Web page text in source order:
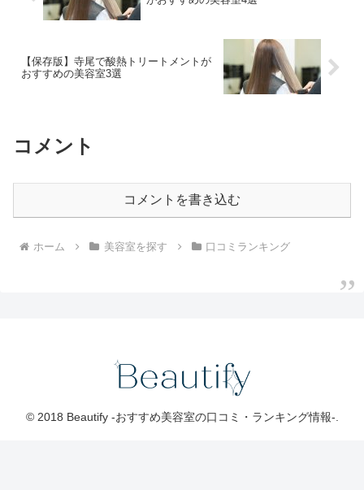
【保存版】寺尾で酸熱トリートメントが
おすすめの美容室3選
コメント
コメントを書き込む
ホーム 美容室を探す 口コミランキング
© 2018 Beautify -おすすめ美容室の口コミ・ランキング情報-.